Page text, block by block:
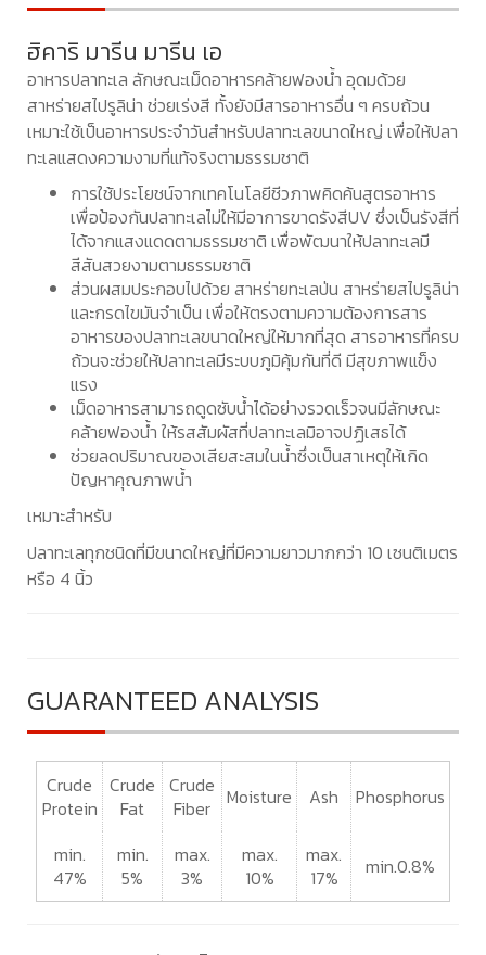
ฮิคาริ มารีน มารีน เอ
อาหารปลาทะเล ลักษณะเม็ดอาหารคล้ายฟองน้ำ อุดมด้วย
สาหร่ายสไปรูลิน่า ช่วยเร่งสี ทั้งยังมีสารอาหารอื่น ๆ ครบถ้วน
เหมาะใช้เป็นอาหารประจำวันสำหรับปลาทะเลขนาดใหญ่ เพื่อให้ปลา
ทะเลแสดงความงามที่แท้จริงตามธรรมชาติ
การใช้ประโยชน์จากเทคโนโลยีชีวภาพคิดค้นสูตรอาหาร
เพื่อป้องกันปลาทะเลไม่ให้มีอาการขาดรังสีUV ซึ่งเป็นรังสีที่
ได้จากแสงแดดตามธรรมชาติ เพื่อพัฒนาให้ปลาทะเลมี
สีสันสวยงามตามธรรมชาติ
ส่วนผสมประกอบไปด้วย สาหร่ายทะเลป่น สาหร่ายสไปรูลิน่า
และกรดไขมันจำเป็น เพื่อให้ตรงตามความต้องการสาร
อาหารของปลาทะเลขนาดใหญ่ให้มากที่สุด สารอาหารที่ครบ
ถ้วนจะช่วยให้ปลาทะเลมีระบบภูมิคุ้มกันที่ดี มีสุขภาพแข็ง
แรง
เม็ดอาหารสามารถดูดซับน้ำได้อย่างรวดเร็วจนมีลักษณะ
คล้ายฟองน้ำ ให้รสสัมผัสที่ปลาทะเลมิอาจปฏิเสธได้
ช่วยลดปริมาณของเสียสะสมในน้ำซึ่งเป็นสาเหตุให้เกิด
ปัญหาคุณภาพน้ำ
เหมาะสำหรับ
ปลาทะเลทุกชนิดที่มีขนาดใหญ่ที่มีความยาวมากกว่า 10 เซนติเมตร
หรือ 4 นิ้ว
GUARANTEED ANALYSIS
Crude
Protein
Crude
Fat
Crude
Fiber
Moisture Ash Phosphorus
min.
47%
min.
5%
max.
3%
max.
10%
max.
17%
min.0.8%